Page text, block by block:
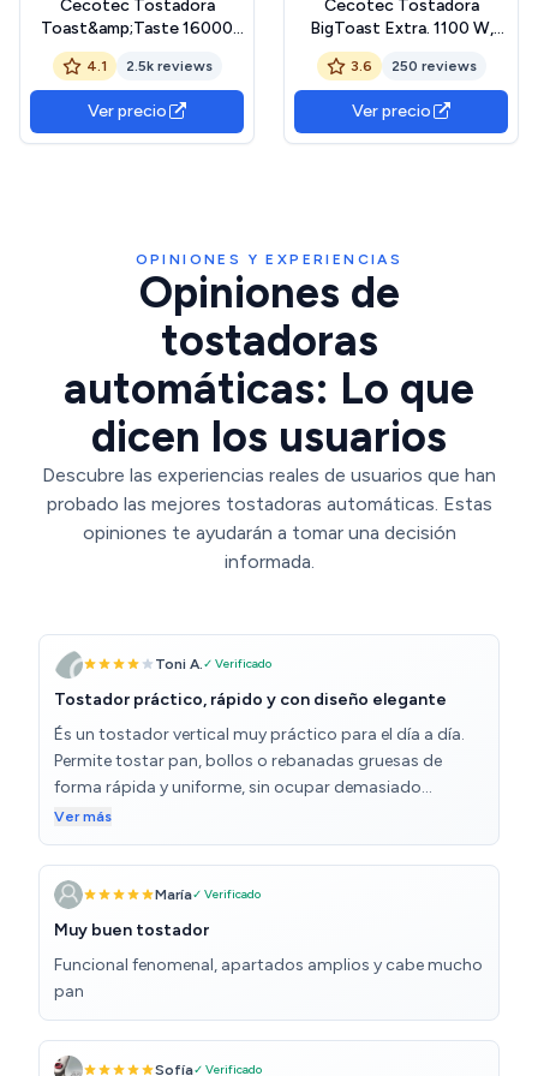
Cecotec Tostadora
Toast&amp;Taste 16000
Extra Doble White. 1630 W,
2 Ranuras largas
extraanchas, Función
Recalentar, Descongelar y
Cancelar, Plástico, Varillas
4.1 2.5k reviews
Ver precio
Cecotec Tostadora
BigToast Extra. 1100 W,
Ranura Larga Extraancha, 4
Funciones
preconfiguradas, 6 Niveles
de Potencia, Varillas
Superiores para Calentar,
3.6 250 reviews
Ver precio
OPINIONES Y EXPERIENCIAS
Opiniones de
tostadoras
automáticas: Lo que
dicen los usuarios
Descubre las experiencias reales de usuarios que han
probado las mejores tostadoras automáticas. Estas
opiniones te ayudarán a tomar una decisión
informada.
Toni A. ✓ Verificado
Tostador práctico, rápido y con diseño elegante
És un tostador vertical muy práctico para el día a día.
Permite tostar pan, bollos o rebanadas gruesas de
forma rápida y uniforme, sin ocupar demasiado
espacio en la cocina. Eso sí, tostadas de tamaño Bimbo
o un poco más grandes. El diseño en acero inoxidable le
da un aspecto moderno y fácil de limpiar. Además, el
funcionamiento es sencillo y el nivel de tostado se
ajusta bien con el temporizador. Ideal para quienes
buscan una opción diferente al tostador horizontal. En
definitiva, un tostador funcional, rápido y estético,
perfecto para desayunos diarios con buen resultado.
Ver más
María✓ Verificado
Muy buen tostador
Funcional fenomenal, apartados amplios y cabe mucho
pan
Sofía✓ Verificado